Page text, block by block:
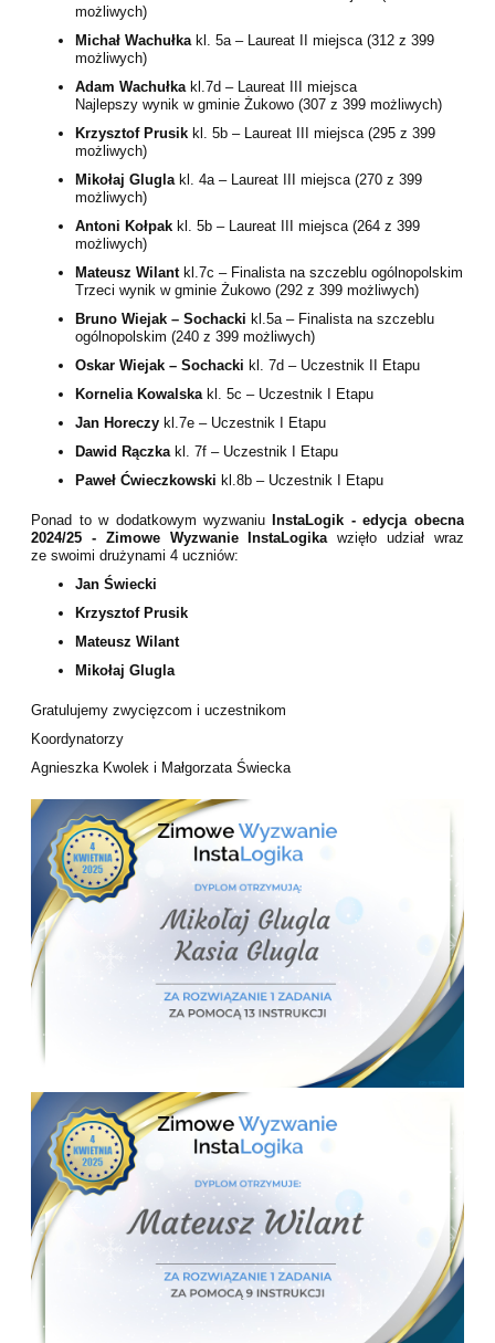
możliwych)
Michał Wachułkakl. 5a – Laureat II miejsca (312 z 399
możliwych)
Adam Wachułkakl.7d – Laureat III miejsca
Najlepszy wynik w gminie Żukowo (307 z 399 możliwych)
Krzysztof Prusikkl. 5b – Laureat III miejsca (295 z 399
możliwych)
Mikołaj Gluglakl. 4a – Laureat III miejsca (270 z 399
możliwych)
Antoni Kołpakkl. 5b – Laureat III miejsca (264 z 399
możliwych)
Mateusz Wilantkl.7c – Finalista na szczeblu ogólnopolskim
Trzeci wynik w gminie Żukowo (292 z 399 możliwych)
Bruno Wiejak – Sochackikl.5a – Finalista na szczeblu
ogólnopolskim (240 z 399 możliwych)
Oskar Wiejak – Sochacki kl. 7d – Uczestnik II Etapu
Kornelia Kowalskakl. 5c – Uczestnik I Etapu
Jan Horeczykl.7e – Uczestnik I Etapu
Dawid Rączkakl. 7f – Uczestnik I Etapu
Paweł Ćwieczkowskikl.8b – Uczestnik I Etapu
Ponad to w dodatkowym wyzwaniuInstaLogik - edycja obecna
2024/25 - Zimowe Wyzwanie InstaLogikawzięło udział wraz
ze swoimi drużynami 4 uczniów:
Jan Świecki
Krzysztof Prusik
Mateusz Wilant
Mikołaj Glugla
Gratulujemy zwycięzcom i uczestnikom
Koordynatorzy
Agnieszka Kwolek i Małgorzata Świecka